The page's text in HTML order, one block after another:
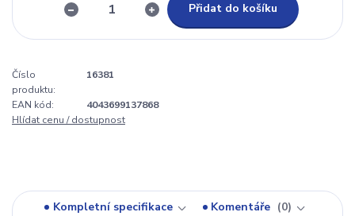
Přidat do košíku
Číslo
produktu:
16381
EAN kód:
4043699137868
Hlídat cenu / dostupnost
Kompletní specifikace Komentáře
0